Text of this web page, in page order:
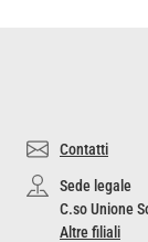
Contatti
Sede legale
C.so Unione
Altre filiali